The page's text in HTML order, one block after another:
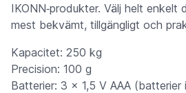
IKONN‑produkter. Välj helt enkelt
mest bekvämt, tillgängligt och
Kapacitet: 250 kg
Precision: 100 g
Batterier: 3 x 1,5 V AAA (batterier